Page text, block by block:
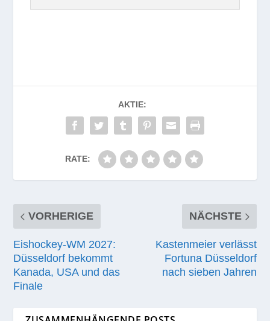
AKTIE:
RATE:
VORHERIGE
Eishockey-WM 2027:
Düsseldorf bekommt
Kanada, USA und das
Finale
NÄCHSTE
Kastenmeier verlässt
Fortuna Düsseldorf
nach sieben Jahren